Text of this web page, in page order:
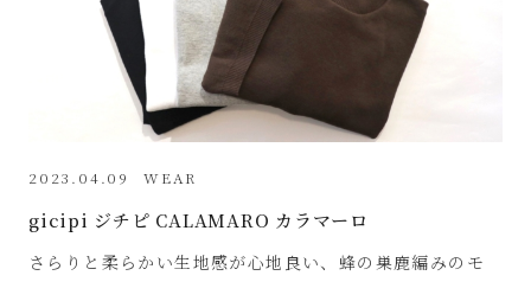
2023.04.09 WEAR
gicipi ジチピ CALAMARO カラマーロ
さらりと柔らかい生地感が心地良い、蜂の巣鹿編みのモ